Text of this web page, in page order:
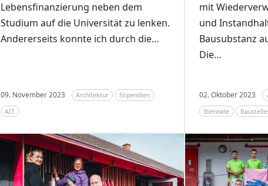
Lebensfinanzierung neben dem
Studium auf die Universität zu lenken.
Andererseits konnte ich durch die…
09. November 2023 Architektur
Stipendien
AIT
mit
und
Bausubstanz
Die…
02. Oktober 2023
Biennale